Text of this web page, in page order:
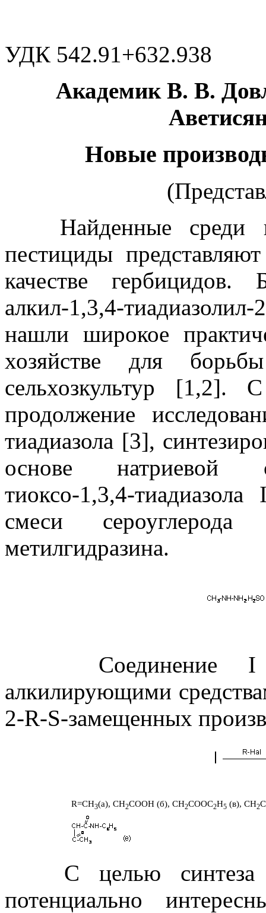
УДК 542.91+632.938
Академик В. В.
Новые
Найденные среди
пестициды
качестве
алкил-1,3,4-
нашли широкое
хозяйстве для
сельхозкультур
продолжение
тиадиазола [3],
основе натриевой
тиоксо-1,3,4-
смеси
метилгидразина.
Соединение I
алкилирующими
2-R-S-замещенных
R=CH3(a), CH2COOH (б), CH2COOC2H5 (в), CH2
С целью синтеза
потенциально